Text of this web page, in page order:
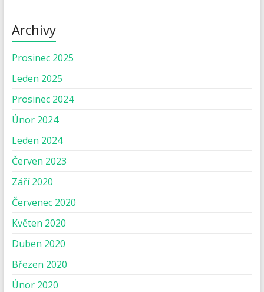
Archivy
Prosinec 2025
Leden 2025
Prosinec 2024
Únor 2024
Leden 2024
Červen 2023
Září 2020
Červenec 2020
Květen 2020
Duben 2020
Březen 2020
Únor 2020